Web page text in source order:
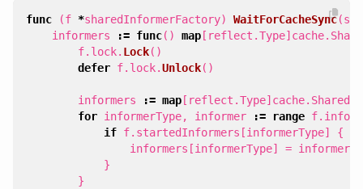
func (f *sharedInformerFactory) WaitForCacheSync(
informers
:= func() map [ reflect .Type] cache.
f. lock. Lock()
defer f. lock.Unlock()
informers := map [ reflect .Type] cache.
for informerType, informer := range f.
if f. startedInformers [informerType]
{
informers [informerType] = informer
}
}